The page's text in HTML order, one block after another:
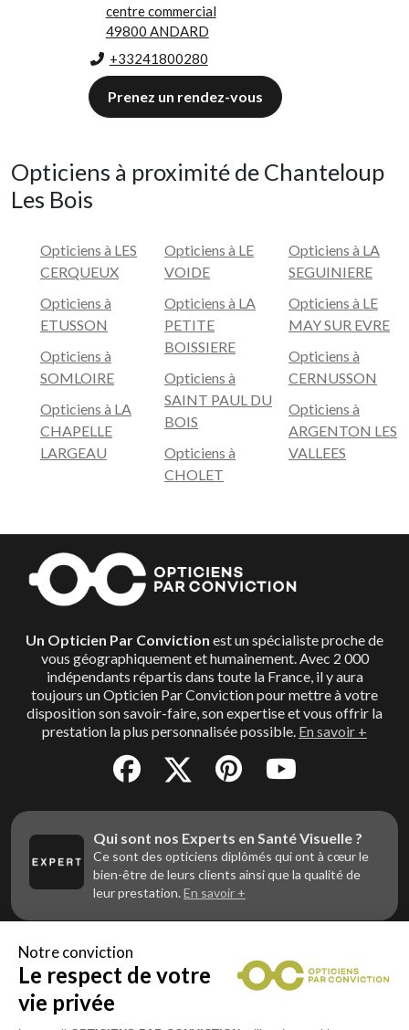
centre commercial
49800 ANDARD
+33241800280
Prenez un rendez-vous
Opticiens à proximité de Chanteloup
Les Bois
Opticiens à LES
CERQUEUX
Opticiens à
ETUSSON
Opticiens à
SOMLOIRE
Opticiens à LA
CHAPELLE
LARGEAU
Opticiens à LE
VOIDE
Opticiens à LA
PETITE
BOISSIERE
Opticiens à
SAINT PAUL DU
BOIS
Opticiens à
CHOLET
Opticiens à LA
SEGUINIERE
Opticiens à LE
MAY SUR EVRE
Opticiens à
CERNUSSON
Opticiens à
ARGENTON LES
VALLEES
Un Opticien Par Conviction est un spécialiste proche de
vous géographiquement et humainement. Avec 2 000
indépendants répartis dans toute la France, il y aura
toujours un Opticien Par Conviction pour mettre à votre
disposition son savoir-faire, son expertise et vous offrir la
prestation la plus personnalisée possible. En savoir +
Qui sont nos Experts en Santé Visuelle ?
Ce sont des opticiens diplômés qui ont à cœur le
bien-être de leurs clients ainsi que la qualité de
leur prestation. En savoir +
Vous êtes un professionnel de la vue et
vous souhaitez nous rejoindre ?
Contactez Alliance Optic, la centrale d’achats et
Notre conviction
Le respect de votre
vie privée